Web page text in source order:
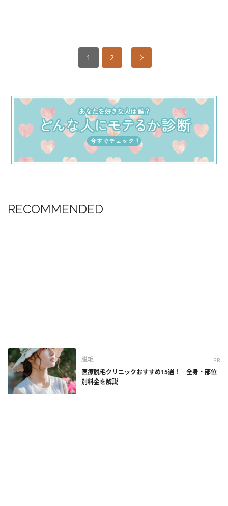
1 2
RECOMMENDED
脱毛 PR
医療脱毛クリニックおすすめ15選！ 全身・部位
別料金を解説